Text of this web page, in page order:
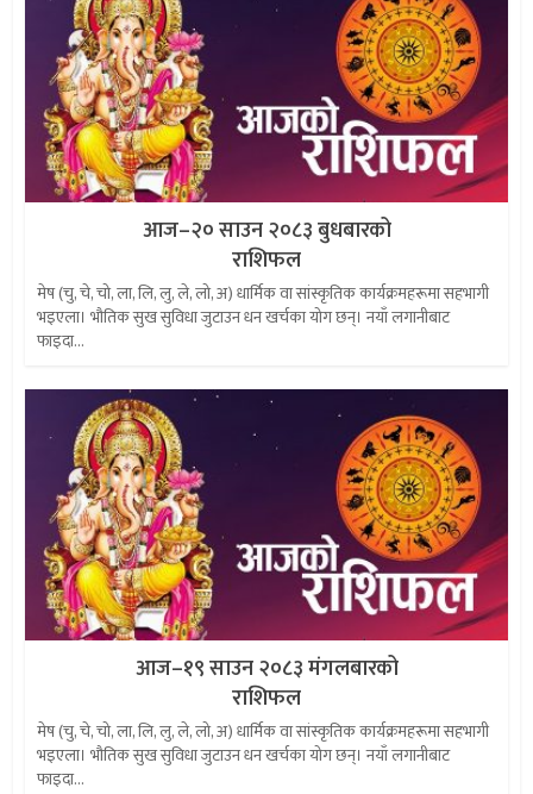
आज–२० साउन २०८३ बुधबारको
राशिफल
मेष (चु, चे, चो, ला, लि, लु, ले, लो, अ) धार्मिक वा सांस्कृतिक कार्यक्रमहरूमा सहभागी
भइएला। भौतिक सुख सुविधा जुटाउन धन खर्चका योग छन्। नयाँ लगानीबाट
फाइदा...
आज–१९ साउन २०८३ मंगलबारको
राशिफल
मेष (चु, चे, चो, ला, लि, लु, ले, लो, अ) धार्मिक वा सांस्कृतिक कार्यक्रमहरूमा सहभागी
भइएला। भौतिक सुख सुविधा जुटाउन धन खर्चका योग छन्। नयाँ लगानीबाट
फाइदा...